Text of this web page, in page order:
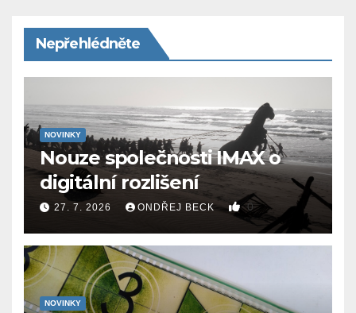
Nepřehlédněte
NOVINKY
Nouze společnosti IMAX o
digitální rozlišení
27. 7. 2026 ONDŘEJ BECK 0
NOVINKY